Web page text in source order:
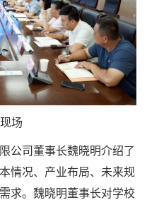
场
公司董事长魏晓明介绍了
情况、产业布局、未来规
求。魏晓明董事长对学校